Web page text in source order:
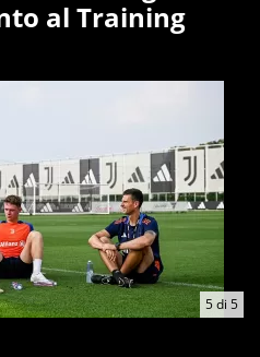
al Training
5di 5